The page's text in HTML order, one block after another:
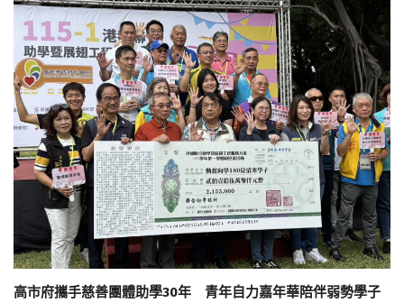
高市府攜手慈善團體助學30年 青年自力嘉年華陪伴弱勢學子